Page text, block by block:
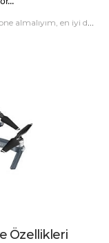
Özellikleri